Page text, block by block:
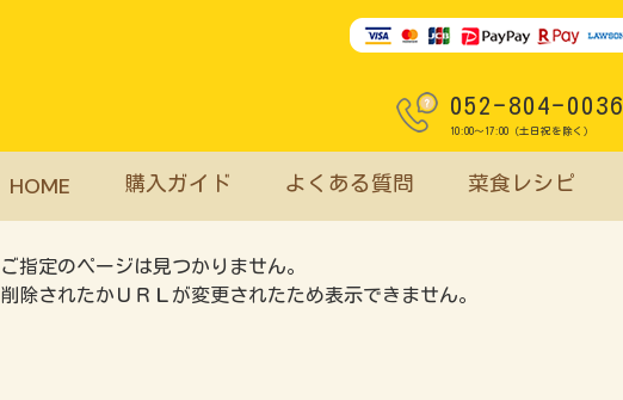
052-804-0036
10:00～17:00（土日祝を除く）
HOME 購入ガイド よくある質問 菜食レシピ
ご指定のページは見つかりません。
削除されたかＵＲＬが変更されたため表示できません。